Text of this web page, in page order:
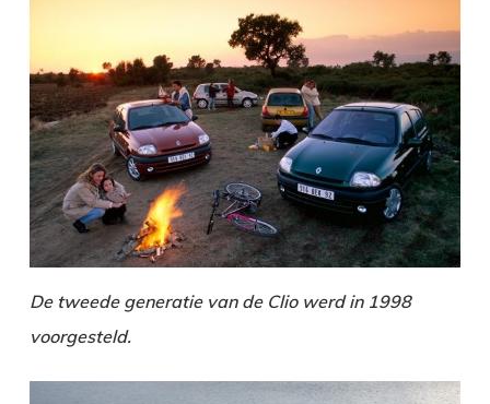
De tweede generatie van de Clio werd in 1998
voorgesteld.